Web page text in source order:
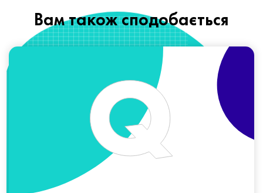
Вам також сподобається